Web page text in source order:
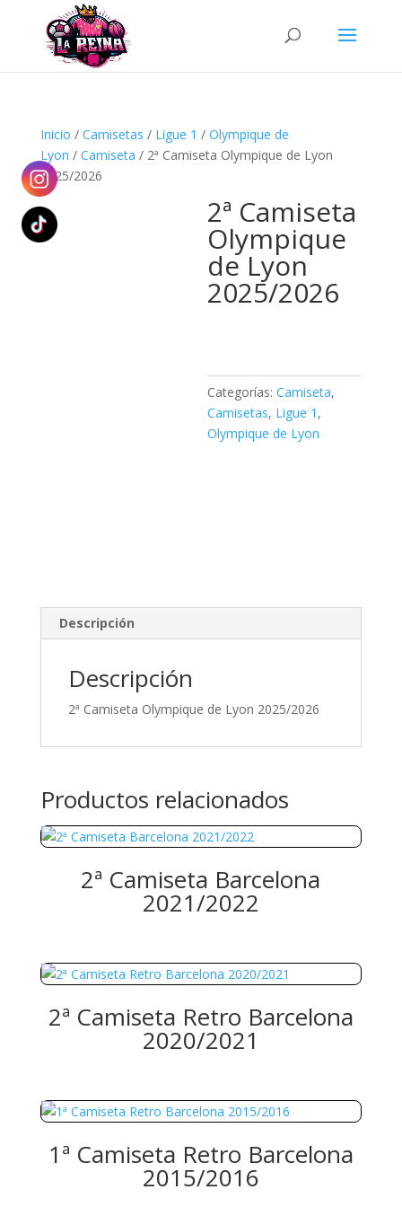
Búsqueda
productos
Inicio / Camisetas / Ligue 1 / Olympique de
Lyon / Camiseta / 2ª Camiseta Olympique de Lyon
2025/2026
2ª Camiseta
Olympique
de Lyon
2025/2026
Categorías:Camiseta,
Camisetas, Ligue 1 ,
Olympique de Lyon
Descripción
Descripción
2ª Camiseta Olympique de Lyon 2025/2026
Productos relacionados
2ª Camiseta Barcelona
2021/2022
2ª Camiseta Retro Barcelona
2020/2021
1ª Camiseta Retro Barcelona
2015/2016